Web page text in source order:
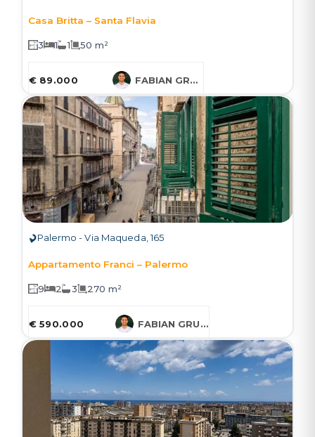
Casa Britta – Santa Flavia
3 1 1 50 m²
€ 89.000 FABIAN GRUESSNER
Palermo - Via Maqueda, 165
Appartamento Franci – Palermo
9 2 3 270 m²
€ 590.000 FABIAN GRUESSNER